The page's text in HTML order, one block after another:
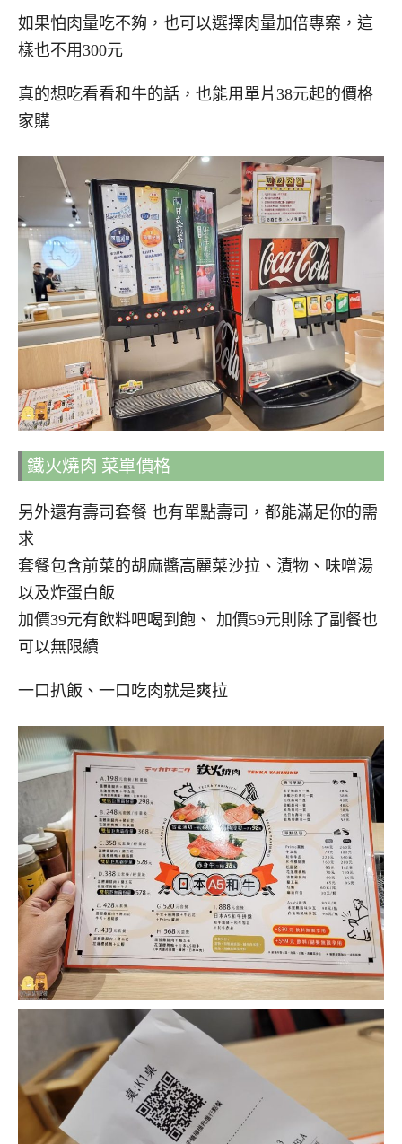
如果怕肉量吃不夠，也可以選擇肉量加倍專案，這
樣也不用300元
真的想吃看看和牛的話，也能用單片38元起的價格
家購
鐵火燒肉 菜單價格
另外還有壽司套餐 也有單點壽司，都能滿足你的需
求
套餐包含前菜的胡麻醬高麗菜沙拉、漬物、味噌湯
以及炸蛋白飯
加價39元有飲料吧喝到飽、 加價59元則除了副餐也
可以無限續
一口扒飯、一口吃肉就是爽拉